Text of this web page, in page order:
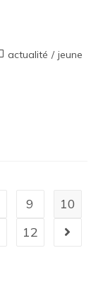
actualité / jeune
9
10
12